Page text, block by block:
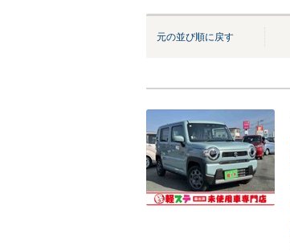
元の並び順に戻す